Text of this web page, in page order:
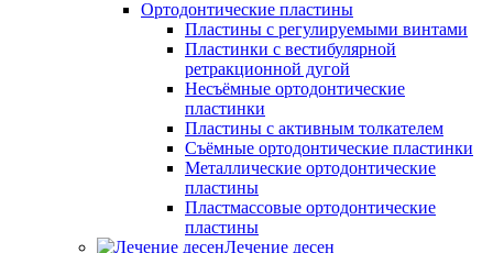
Ортодонтические пластины
Пластины с регулируемыми винтами
Пластинки с вестибулярной
ретракционной дугой
Несъёмные ортодонтические
пластинки
Пластины с активным толкателем
Съёмные ортодонтические пластинки
Металлические ортодонтические
пластины
Пластмассовые ортодонтические
пластины
Лечение десен